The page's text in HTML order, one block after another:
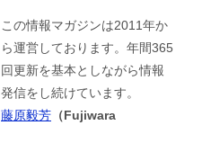
この情報マガジンは2011年か
ら運営しております。年間365
回更新を基本としながら情報
発信をし続けています。
藤原毅芳 （Fujiwara